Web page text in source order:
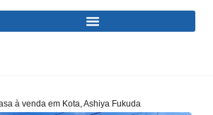
à venda em Kota, Ashiya Fukuda